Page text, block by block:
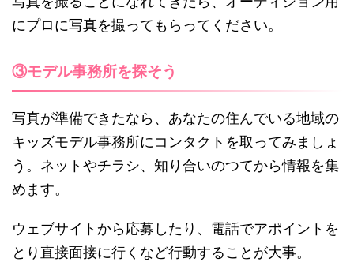
にプロに写真を撮ってもらってください。
③モデル事務所を探そう
写真が準備できたなら、あなたの住んでいる地域の
キッズモデル事務所にコンタクトを取ってみましょ
う。ネットやチラシ、知り合いのつてから情報を集
めます。
ウェブサイトから応募したり、電話でアポイントを
とり直接面接に行くなど行動することが大事。